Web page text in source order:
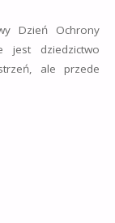
Dzień Ochrony
jest dziedzictwo
ale przede